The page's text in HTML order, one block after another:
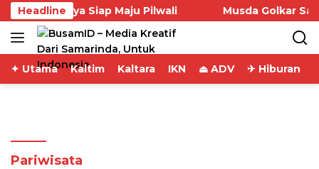
Skip
to
content
Headline
Satya Siap Maju Pilwali Musda Golkar
✦ Utama Kaltim Kaltara IKN ⏏ ADV ✈ Hiburan
Pariwisata